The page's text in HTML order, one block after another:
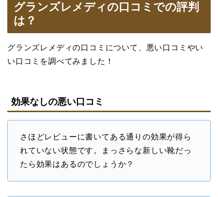
グランズレメディの口コミでの評判
は？
グランズレメディの口コミについて、悪い口コミやい
い口コミを調べてみました！
効果なしの悪い口コミ
さほどレビューに書いてある通りの効果が得ら
れていない状態です。まっさらな新しい靴だっ
たら効果はあるのでしょうか？